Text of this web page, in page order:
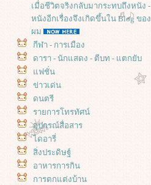
เมื่อชีวิตจริงกลับมากระทบถึงหนัง -
หนังอีกเรื่องจึงเกิดขึ้นใน Blog ของ
ผม
กีฬา - การเมือง
ดารา - นักแสดง - ตีบท - แตกยับ
ฟชั่น
ข่าวเด่น
ดนตรี
รายการโทรทัศน์
อุปกรณ์สื่อสาร
ไดอารี่
สิ่งประดิษฐ์
อาหารการกิน
การตกแต่งบ้าน